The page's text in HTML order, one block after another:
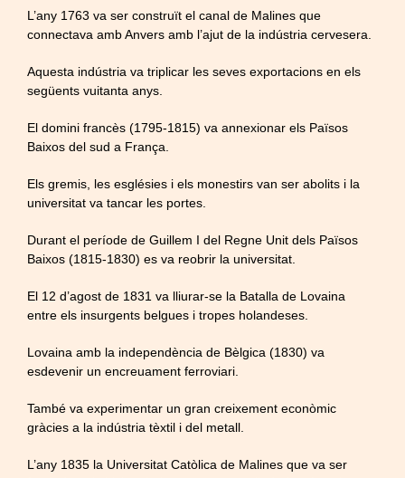
L’any 1763 va ser construït el canal de Malines que
connectava amb Anvers amb l’ajut de la indústria cervesera.
Aquesta indústria va triplicar les seves exportacions en els
següents vuitanta anys.
El domini francès (1795-1815) va annexionar els Països
Baixos del sud a França.
Els gremis, les esglésies i els monestirs van ser abolits i la
universitat va tancar les portes.
Durant el període de Guillem I del Regne Unit dels Països
Baixos (1815-1830) es va reobrir la universitat.
El 12 d’agost de 1831 va lliurar-se la Batalla de Lovaina
entre els insurgents belgues i tropes holandeses.
Lovaina amb la independència de Bèlgica (1830) va
esdevenir un encreuament ferroviari.
També va experimentar un gran creixement econòmic
gràcies a la indústria tèxtil i del metall.
L’any 1835 la Universitat Catòlica de Malines que va ser